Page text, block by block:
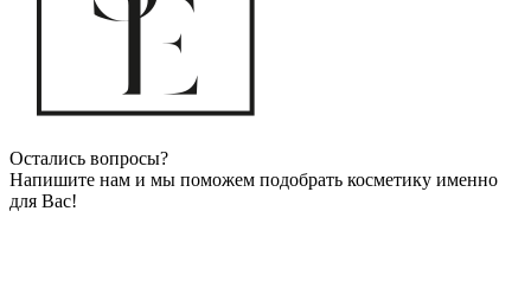
Остались вопросы?
Напишите нам и мы поможем подобрать косметику именно
для Вас!